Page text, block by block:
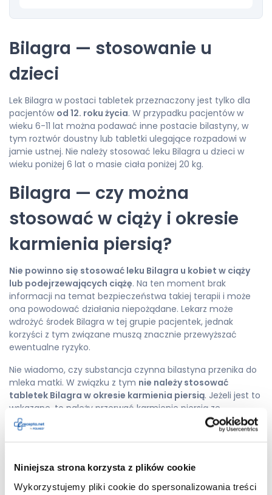
Niniejsza strona korzysta z plików cookie
Wykorzystujemy pliki cookie do spersonalizowania treści
Bilagra — stosowanie u
dzieci
Lek Bilagra w postaci tabletek przeznaczony jest tylko dla
pacjentów od 12. roku życia. W przypadku pacjentów w
wieku 6-11 lat można podawać inne postacie bilastyny, w
tym roztwór doustny lub tabletki ulegające rozpadowi w
jamie ustnej. Nie należy stosować leku Bilagra u dzieci w
wieku poniżej 6 lat o masie ciała poniżej 20 kg.
Bilagra — czy można
stosować w ciąży i okresie
karmienia piersią?
Nie powinno się stosować leku Bilagra u kobiet w ciąży
lub podejrzewających ciążę. Na ten moment brak
informacji na temat bezpieczeństwa takiej terapii i może
ona powodować działania niepożądane. Lekarz może
wdrożyć środek Bilagra w tej grupie pacjentek, jednak
korzyści z tym związane muszą znacznie przewyższać
ewentualne ryzyko.
Nie wiadomo, czy substancja czynna bilastyna przenika do
mleka matki. W związku z tym nie należy stosować
tabletek Bilagra w okresie karmienia piersią. Jeżeli jest to
wskazane, to należy przerwać karmienie piersią ze
względów bezpieczeństwa.
może wywołać lek Bilagra?